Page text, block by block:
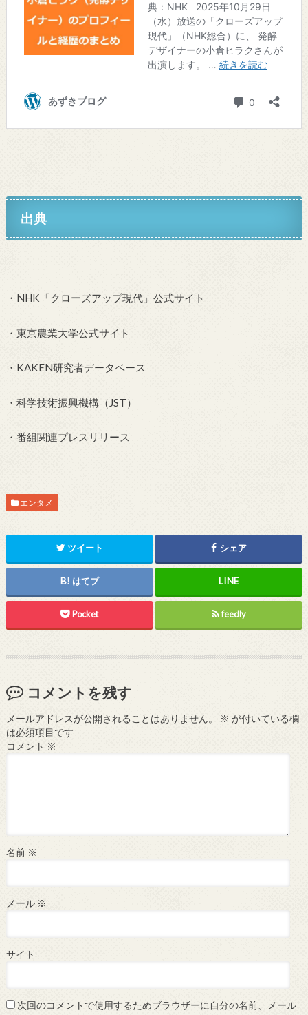
出典
・NHK「クローズアップ現代」公式サイト
・東京農業大学公式サイト
・KAKEN研究者データベース
・科学技術振興機構（JST）
・番組関連プレスリリース
エンタメ
ツイート シェア
はてブ
Pocket feedly
コメントを残す
メールアドレスが公開されることはありません。 ※ が付いている欄
は必須項目です
コメント ※
名前 ※
メール ※
サイト
次回のコメントで使用するためブラウザーに自分の名前、メール